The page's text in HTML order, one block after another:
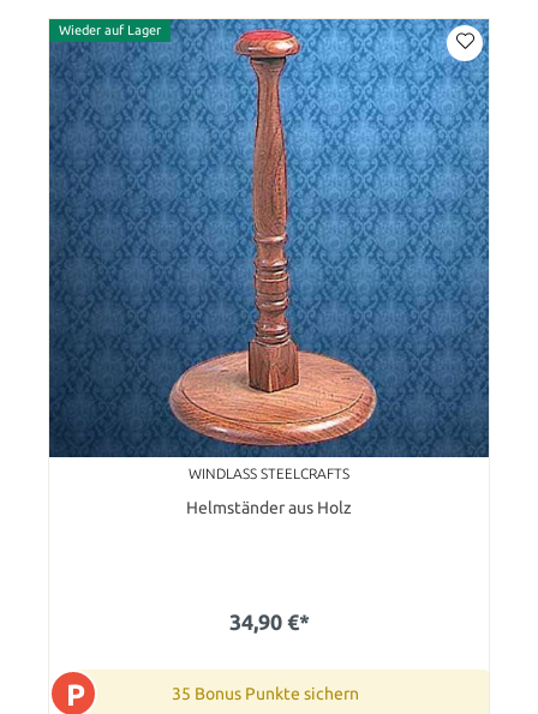
Wieder auf Lager
WINDLASS STEELCRAFTS
Helmständer aus Holz
34,90 €*
P 35 Bonus Punkte sichern